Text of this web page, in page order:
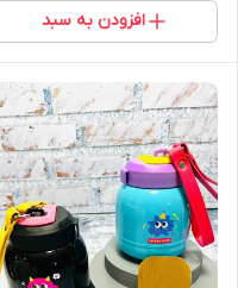
افزودن به سبد